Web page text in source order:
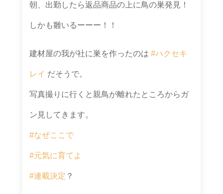
朝、出勤したら返品商品の上に鳥の巣発見！
しかも雛いるーーー！！
建材屋の我が社に巣を作ったのは #ハクセキ
レイ だそうで。
写真撮りに行くと親鳥が離れたところからガ
ン見してきます。
#なぜここで
#元気に育てよ
#連載決定 ？